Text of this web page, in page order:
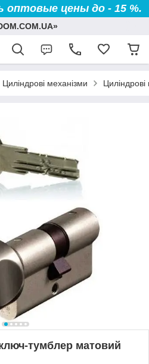
оптовые цены до - 15 %.
Циліндрові механізми Циліндрові
тумблер матовий